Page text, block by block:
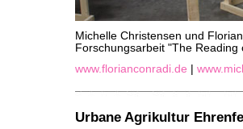
Michelle Christensen und
Forschungsarbeit "The Reading
www.florianconradi.de
Urbane Agrikultur